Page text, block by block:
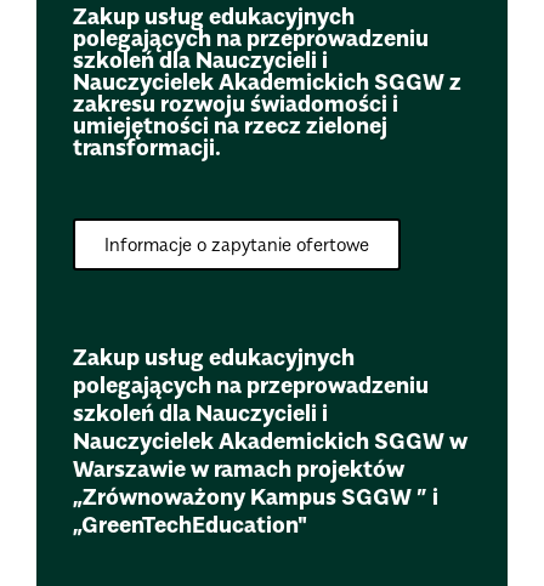
Zakup usług edukacyjnych
polegających na przeprowadzeniu
szkoleń dla Nauczycieli i
Nauczycielek Akademickich SGGW z
zakresu rozwoju świadomości i
umiejętności na rzecz zielonej
transformacji.
Informacje o zapytanie ofertowe
Zakup usług edukacyjnych
polegających na przeprowadzeniu
szkoleń dla Nauczycieli i
Nauczycielek Akademickich SGGW w
Warszawie w ramach projektów
„Zrównoważony Kampus SGGW ” i
„GreenTechEducation"